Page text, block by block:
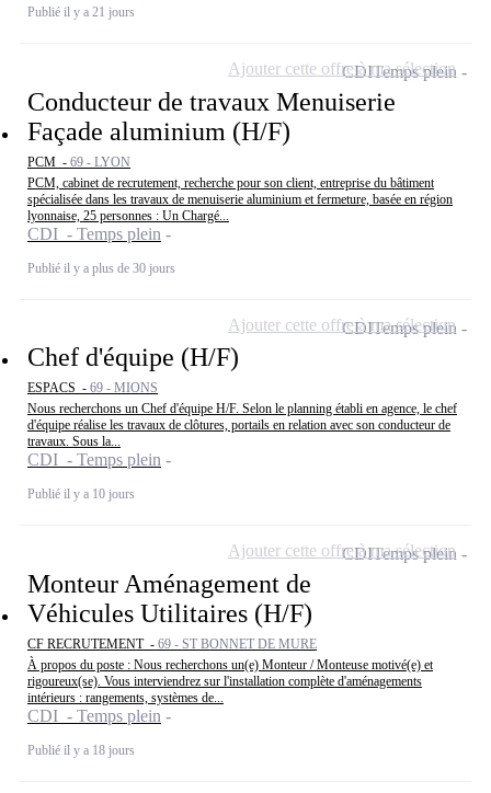
Publié il y a 21 jours
Conducteur de travaux Menuiserie
Façade aluminium (H/F)
PCM - 69 - LYON
PCM, cabinet de recrutement, recherche pour son client, entreprise du bâtiment
spécialisée dans les travaux de menuiserie aluminium et fermeture, basée en région
lyonnaise, 25 personnes : Un Chargé...
CDI - Temps plein
Publié il y a plus de 30 jours
CDITemps plein
Ajouter cette offre à ma sélection
Chef d'équipe (H/F)
ESPACS - 69 - MIONS
Nous recherchons un Chef d'équipe H/F. Selon le planning établi en agence, le chef
d'équipe réalise les travaux de clôtures, portails en relation avec son conducteur de
travaux. Sous la...
CDI - Temps plein
Publié il y a 10 jours
CDITemps plein
Ajouter cette offre à ma sélection
Monteur Aménagement de
Véhicules Utilitaires (H/F)
CF RECRUTEMENT - 69 - ST BONNET DE MURE
À propos du poste : Nous recherchons un(e) Monteur / Monteuse motivé(e) et
rigoureux(se). Vous interviendrez sur l'installation complète d'aménagements
intérieurs : rangements, systèmes de...
CDI - Temps plein
Publié il y a 18 jours
CDITemps plein
Ajouter cette offre à ma sélection